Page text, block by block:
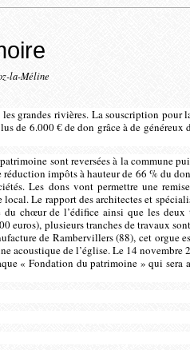
la-Méline
grandes rivières. La souscription pour
de 6.000 € de don grâce à de
sont reversées à la commune
impôts à hauteur de 66 % du
Les dons vont permettre une
Le rapport des architectes et
chœur de l’édifice ainsi que les deux
euros), plusieurs tranches de travaux
de Rambervillers (88), cet orgue
acoustique de l’église. Le 14 novembre
« Fondation du patrimoine » qui sera